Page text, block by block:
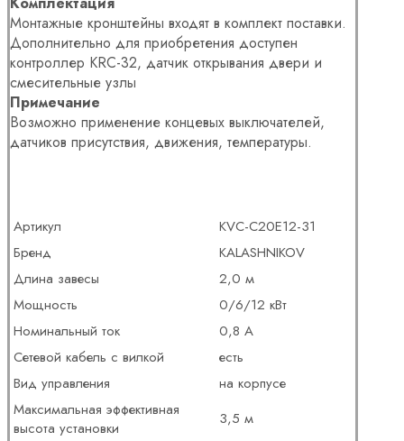
Монтажные кронштейны входят в комплект поставки.
Дополнительно для приобретения доступен
контроллер KRC-32, датчик открывания двери и
смесительные узлы
Примечание
Возможно применение концевых выключателей,
датчиков присутствия, движения, температуры.
Артикул
KVС-C20E12-31
Бренд
KALASHNIKOV
Длина завесы
2,0 м
Мощность
0/6/12 кВт
Номинальный ток
0,8 А
Сетевой кабель с вилкой
есть
Вид управления
на корпусе
Максимальная эффективная
высота установки
3,5 м